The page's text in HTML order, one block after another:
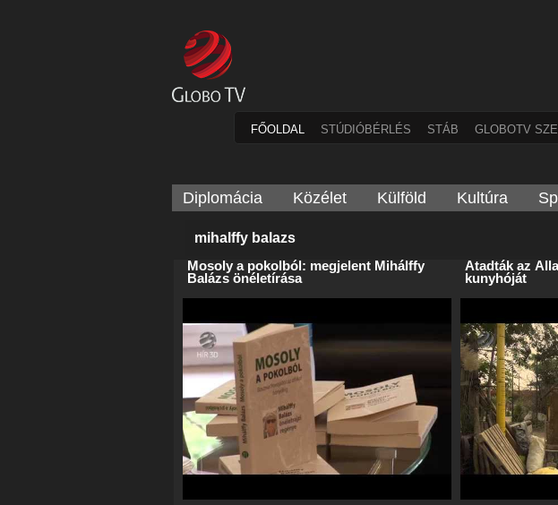
FŐOLDAL STÚDIÓBÉRLÉS STÁB GLOBOTV
Diplomácia Közélet Külföld Kultúra
mihalffy balazs
Mosoly a pokolból: megjelent Mihálffy
Balázs önéletírása
Átadták az
kunyhóját